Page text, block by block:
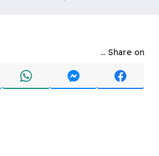
Share on ...